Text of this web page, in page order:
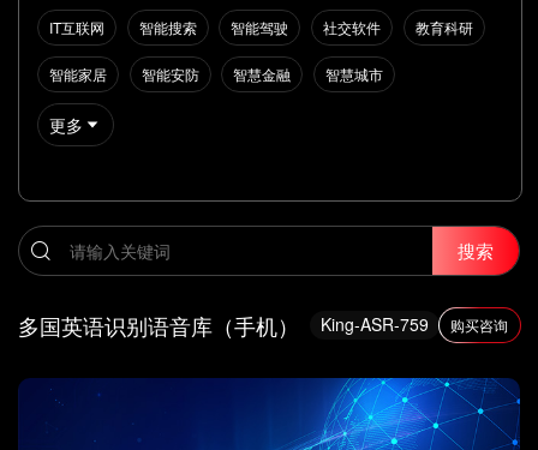
IT互联网 智能搜索 智能驾驶 社交软件 教育科研
智能家居 智能安防 智慧金融 智慧城市
更多
搜索
多国英语识别语音库（手机） King-ASR-759 购买咨询